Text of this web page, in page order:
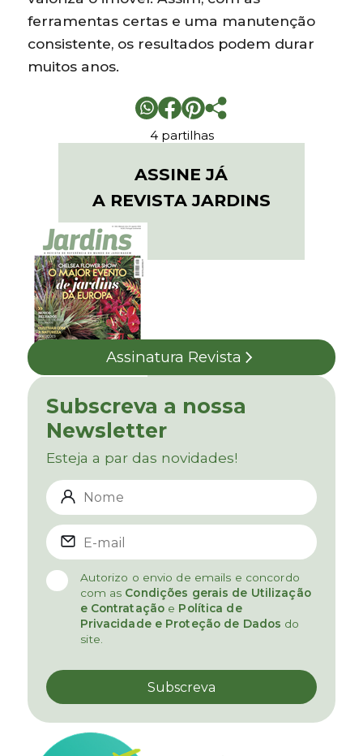
ferramentas certas e uma manutenção
consistente, os resultados podem durar
muitos anos.
4 partilhas
ASSINE JÁ
A REVISTA JARDINS
Assinatura Revista
Subscreva a nossa
Newsletter
Esteja a par das novidades!
Autorizo o envio de emails e concordo
com as Condições gerais de Utilização
e Contratação e Política de
Privacidade e Proteção de Dados do
site.